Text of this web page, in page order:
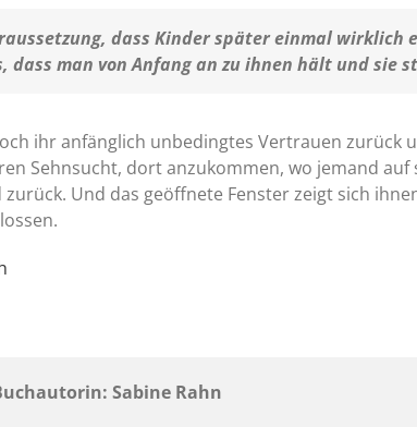
dass Kinder später einmal wirklich
dass man von Anfang an zu ihnen hält und sie
ihr anfänglich unbedingtes Vertrauen zurück
Sehnsucht, dort anzukommen, wo jemand
zurück. Und das geöffnete Fenster zeigt sich
Sabine Rahn